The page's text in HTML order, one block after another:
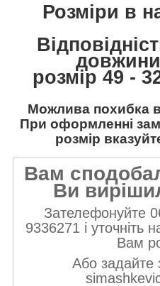
Розміри в
довжини
розмір 49 -
Можлива похибка
При оформленні
розмір
Вам
Ви
Зателефонуйте
9336271 і уточніть
Вам
Або задайте